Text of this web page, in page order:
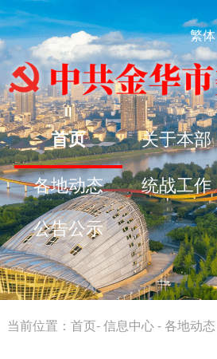
繁体
首页 关于本部
各地动态 统战工作
公告公示
当前位置： 首页-信息中心-各地动态